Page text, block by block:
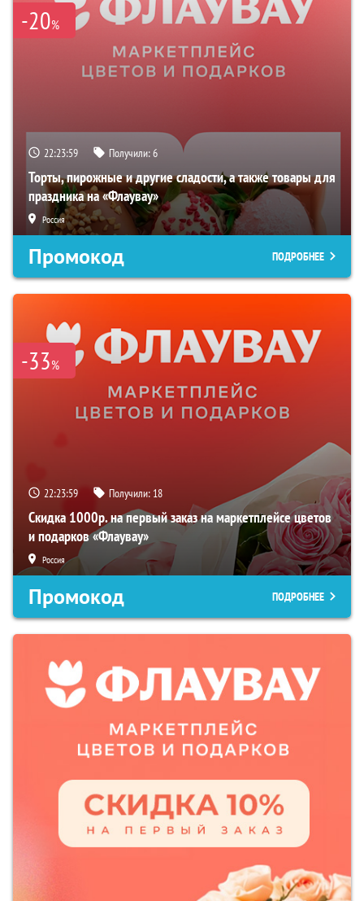
-20%
22:23:58 Получили:6
Торты, пирожные и другие сладости, а также товары для
праздника на «Флаувау»
Россия
Промокод ПОДРОБНЕЕ
-33%
22:23:58 Получили: 18
Скидка 1000р. на первый заказ на маркетплейсе цветов
и подарков «Флаувау»
Россия
Промокод ПОДРОБНЕЕ